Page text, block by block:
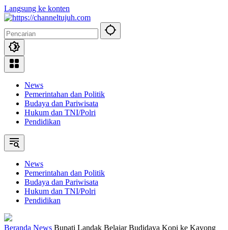
Langsung ke konten
News
Pemerintahan dan Politik
Budaya dan Pariwisata
Hukum dan TNI/Polri
Pendidikan
News
Pemerintahan dan Politik
Budaya dan Pariwisata
Hukum dan TNI/Polri
Pendidikan
Beranda News Bupati Landak Belajar Budidaya Kopi ke Kayong